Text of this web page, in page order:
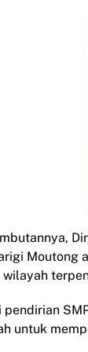
Moutong
pendirian
untuk